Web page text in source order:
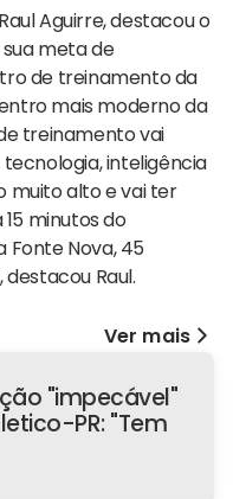
Aguirre, destacou o
meta de
de treinamento da
mais moderno da
treinamento vai
inteligência
muito alto e vai ter
minutos do
Nova, 45
Raul.
Ver mais
"impecável"
PR: "Tem